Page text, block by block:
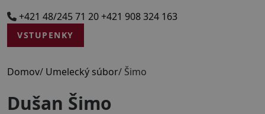
+421 48/245 71 20+421 908 324 163
VSTUPENKY
Domov/ Umelecký súbor/ Šimo
Dušan Šimo